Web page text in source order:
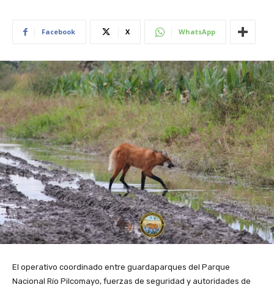
Facebook X WhatsApp
El operativo coordinado entre guardaparques del Parque
Nacional Río Pilcomayo, fuerzas de seguridad y autoridades de